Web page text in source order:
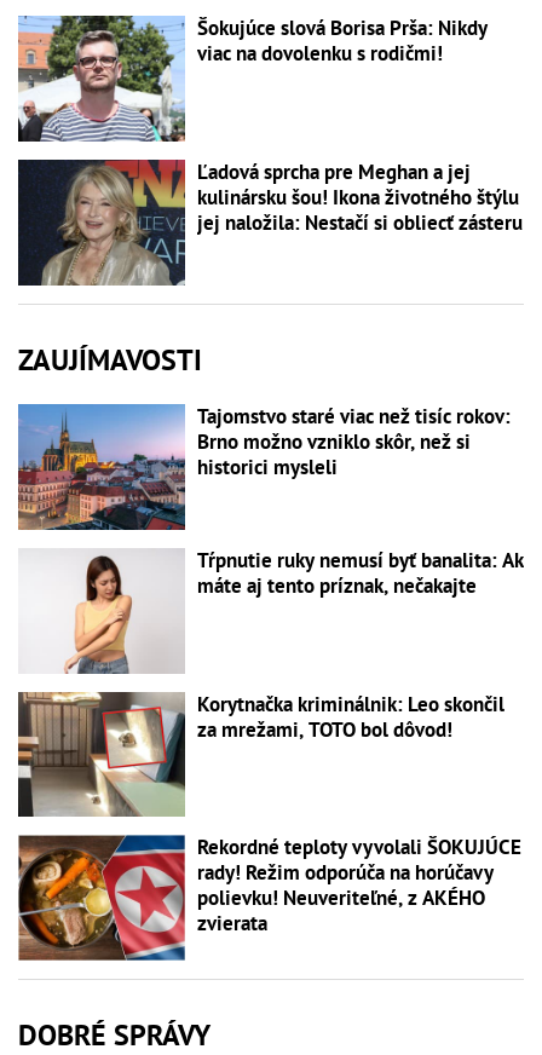
Šokujúce slová Borisa Prša: Nikdy
viac na dovolenku s rodičmi!
Ľadová sprcha pre Meghan a jej
kulinársku šou! Ikona životného štýlu
jej naložila: Nestačí si obliecť zásteru
ZAUJÍMAVOSTI
Tajomstvo staré viac než tisíc rokov:
Brno možno vzniklo skôr, než si
historici mysleli
Tŕpnutie ruky nemusí byť banalita: Ak
máte aj tento príznak, nečakajte
Korytnačka kriminálnik: Leo skončil
za mrežami, TOTO bol dôvod!
Rekordné teploty vyvolali ŠOKUJÚCE
rady! Režim odporúča na horúčavy
polievku! Neuveriteľné, z AKÉHO
zvierata
DOBRÉ SPRÁVY